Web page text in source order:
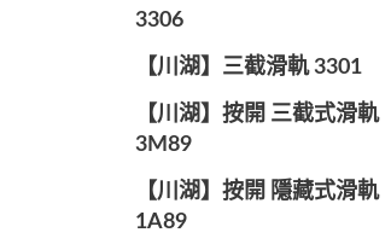
3306
【川湖】三截滑軌 3301
【川湖】按開 三截式滑軌
3M89
【川湖】按開 隱藏式滑軌
1A89